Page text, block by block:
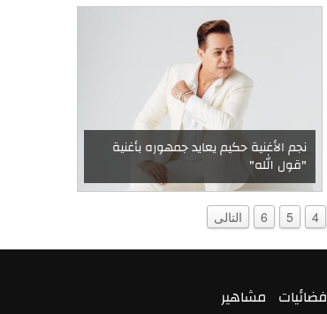
نجم الأغنية حكيم يعايد جمهوره بأغنية
"قول الله"
4
5
6 التالى
فضائيات مشاهير